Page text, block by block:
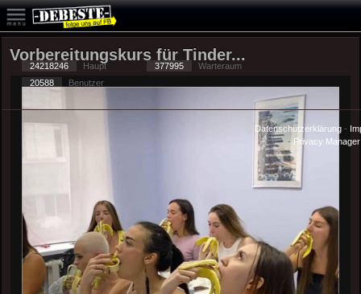
Vorbereitungskurs für Tinder...
24218246 Haupt 377995
Warteraum
20588
Benutzer
Datenschutzerklärung-
- Privacy Manager